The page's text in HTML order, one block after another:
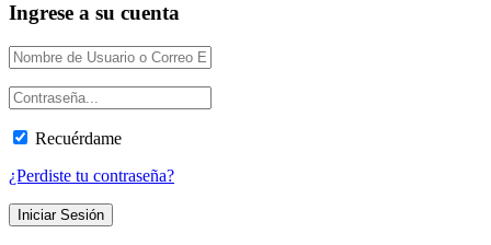
Ingrese a su cuenta
Recuérdame
¿Perdiste tu contraseña?